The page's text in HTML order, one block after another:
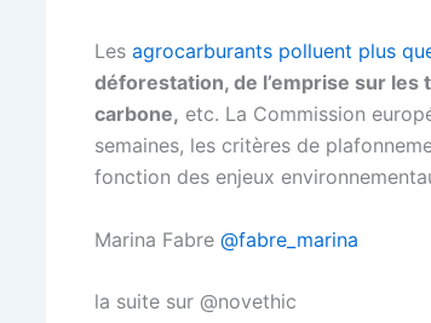
Les agrocarburants polluent plus
déforestation, de l’emprise sur les
carbone, etc. La Commission
semaines, les critères de
fonction des enjeux
Marina Fabre @fabre_marina
la suite sur @novethic